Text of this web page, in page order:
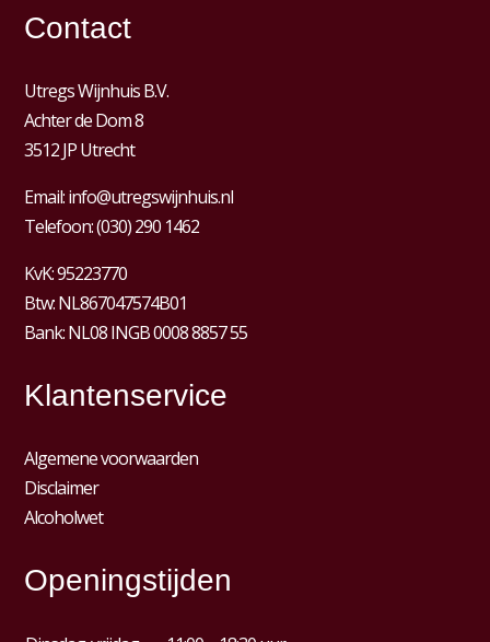
Contact
Utregs Wijnhuis B.V.
Achter de Dom 8
3512 JP Utrecht
Email:info@utregswijnhuis.nl
Telefoon:(030) 290 1462
KvK:95223770
Btw:NL867047574B01
Bank: NL08 INGB 0008 8857 55
Klantenservice
Algemene voorwaarden
Disclaimer
Alcoholwet
Openingstijden